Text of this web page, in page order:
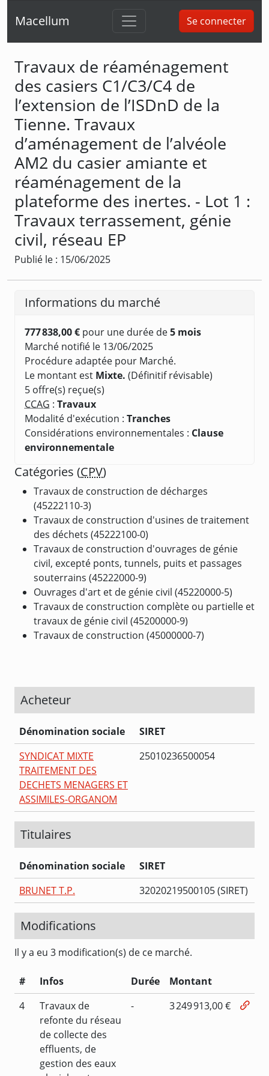
Macellum Se connecter
Travaux de réaménagement
des casiers C1/C3/C4 de
l’extension de l’ISDnD de la
Tienne. Travaux
d’aménagement de l’alvéole
AM2 du casier amiante et
réaménagement de la
plateforme des inertes. - Lot 1 :
Travaux terrassement, génie
civil, réseau EP
Publié le : 15/06/2025
Informations du marché
777 838,00 € pour une durée de5 mois
Marché notifié le 13/06/2025
Procédure adaptée pour Marché.
Le montant est Mixte. (Définitif révisable)
5 offre(s) reçue(s)
CCAG : Travaux
Modalité d'exécution : Tranches
Considérations environnementales : Clause
environnementale
Catégories (CPV)
Travaux de construction de décharges
(45222110-3)
Travaux de construction d'usines de traitement
des déchets (45222100-0)
Travaux de construction d'ouvrages de génie
civil, excepté ponts, tunnels, puits et passages
souterrains (45222000-9)
Ouvrages d'art et de génie civil (45220000-5)
Travaux de construction complète ou partielle et
travaux de génie civil (45200000-9)
Travaux de construction (45000000-7)
Acheteur
Dénomination sociale
SIRET
SYNDICAT MIXTE
TRAITEMENT DES
DECHETS MENAGERS ET
ASSIMILES-ORGANOM
25010236500054
Titulaires
Dénomination sociale
SIRET
BRUNET T.P.
32020219500105 (SIRET)
Modifications
Il y a eu 3 modification(s) de ce marché.
# Infos Durée
Montant
4
Travaux de
refonte du réseau
de collecte des
effluents, de
gestion des eaux
- 3 249 913,00 €